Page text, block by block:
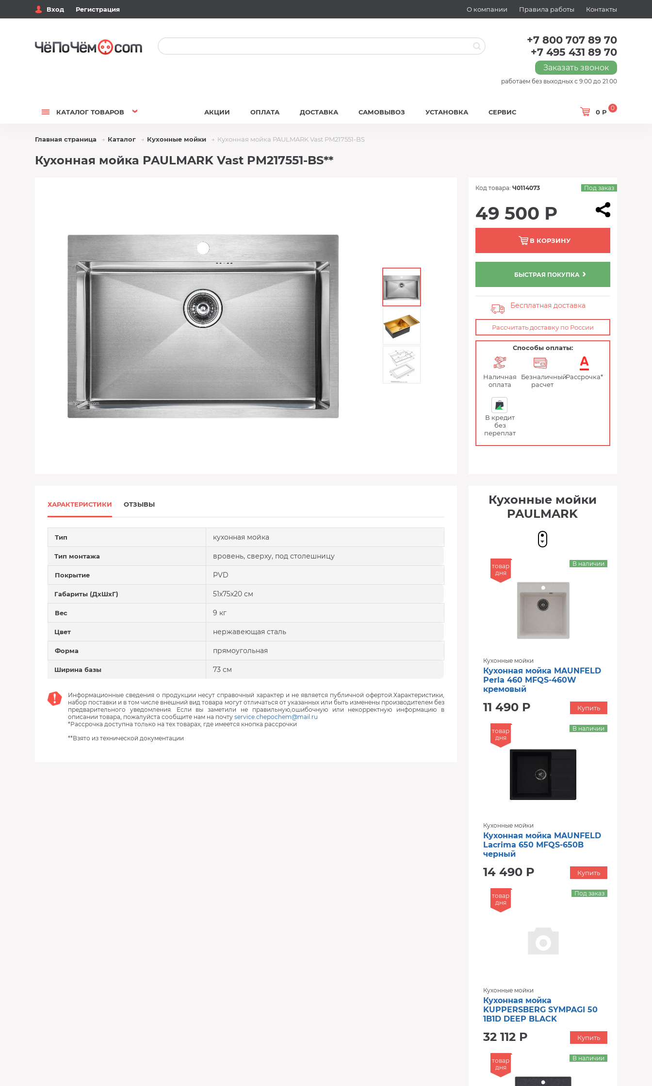
Вход Регистрация О компании Правила работы Контакты
+7 800 707 89 70
+7 495 431 89 70
Заказать звонок
работаем без выходных с 9:00 до 21:00
КАТАЛОГ ТОВАРОВ 0 Р
0
АКЦИИ ОПЛАТА ДОСТАВКА САМОВЫВОЗ УСТАНОВКА СЕРВИС
Главная страница Каталог Кухонные мойки Кухонная мойка PAULMARK Vast PM217551-BS
Кухонная мойка PAULMARK Vast PM217551-BS**
Код товара: Ч0114073 Под заказ
49 500 Р
В КОРЗИНУ
БЫСТРАЯ ПОКУПКА
Бесплатная доставка
Рассчитать доставку по России
Способы оплаты:
Наличная
оплата
Безналичный
расчет
Рассрочка*
В кредит
без
переплат
ХАРАКТЕРИСТИКИ ОТЗЫВЫ
Тип кухонная мойка
Тип монтажа вровень, сверху, под столешницу
Покрытие PVD
Габариты (ДхШхГ) 51х75х20 см
Вес 9 кг
Цвет нержавеющая сталь
Форма прямоугольная
Ширина базы 73 см
Информационные сведения о продукции несут справочный характер и не является публичной офертой.Характеристики,
набор поставки и в том числе внешний вид товара могут отличаться от указанных или быть изменены производителем без
предварительного уведомления. Если вы заметили не правильную,ошибочную или некорректную информацию в
описании товара, пожалуйста сообщите нам на почту service.chepochem@mail.ru
*Рассрочка доступна только на тех товарах, где имеется кнопка рассрочки
**Взято из технической документации
Кухонные мойки
PAULMARK
товар
дня
Кухонные мойки
Кухонная мойка MAUNFELD
Perla 460 MFQS-460W
кремовый
11 490 Р
В наличии
Купить
товар
дня
Кухонные мойки
Кухонная мойка MAUNFELD
Lacrima 650 MFQS-650B
черный
14 490 Р
В наличии
Купить
товар
дня
Кухонные мойки
Кухонная мойка
KUPPERSBERG SYMPAGI 50
1B1D DEEP BLACK
32 112 Р
Под заказ
Купить
товар
дня
В наличии